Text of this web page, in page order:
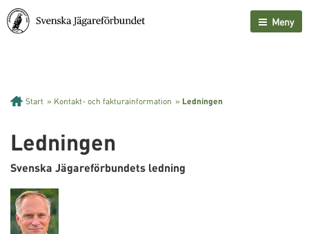
Meny
Start » Kontakt- och fakturainformation » Ledningen
Ledningen
Svenska Jägareförbundets ledning